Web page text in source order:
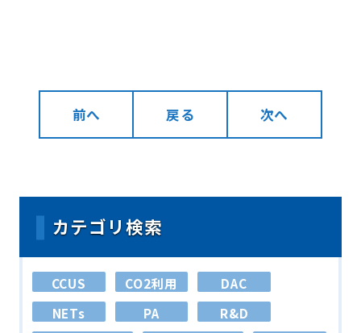
前へ 戻る 次へ
カテゴリ検索
CCUS CO2利用
DAC
NETs
PA
R&D